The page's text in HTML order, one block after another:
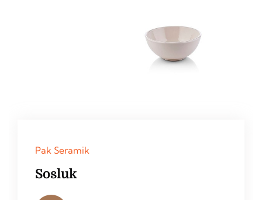
Pak Seramik
Sosluk